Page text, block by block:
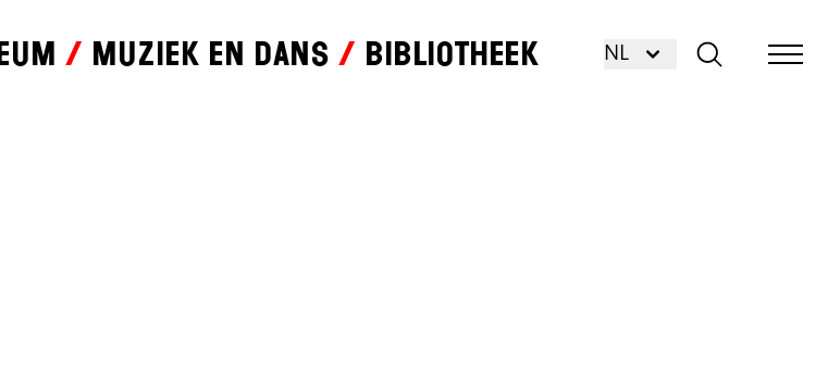
Muziek en dans Bibliotheek NL